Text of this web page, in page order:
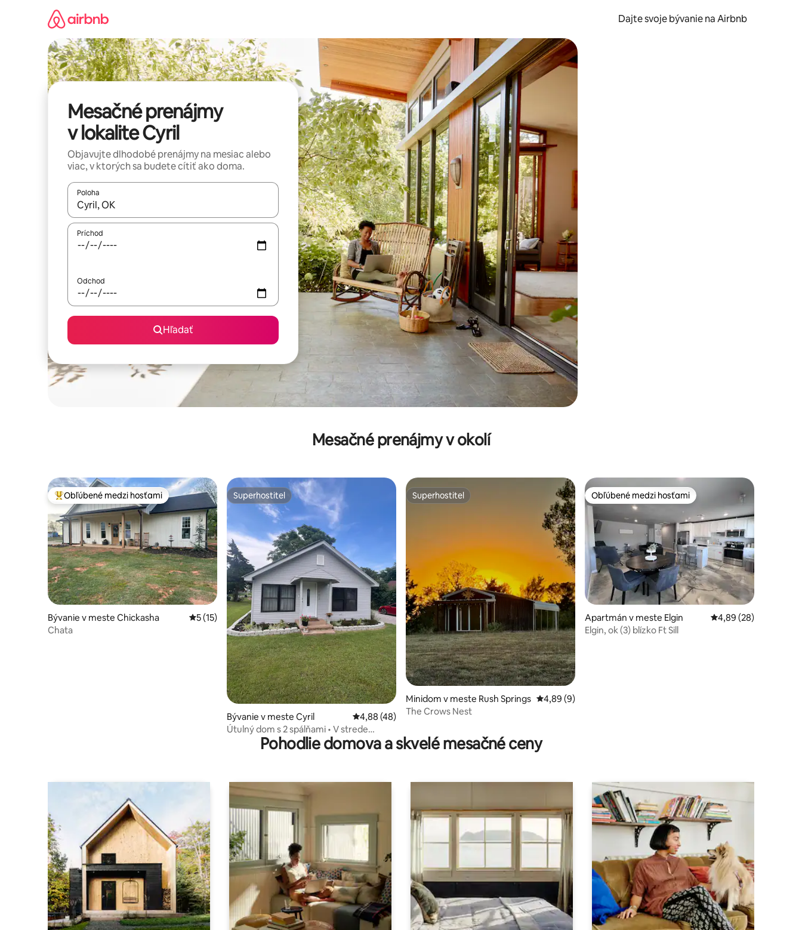
Dajte svoje bývanie na Airbnb
Mesačné prenájmy
v lokalite Cyril
Objavujte dlhodobé prenájmy na mesiac alebo
viac, v ktorých sa budete cítiť ako doma.
Poloha
Keď budú výsledky k dispozícii, môžete si ich prechádzať pomocou klávesov so šípkami nahor a nadol alebo ich preskúmať pomocou dotykových gest či potiahnutia prstom.
Príchod
Odchod
Hľadať
Mesačné prenájmy v okolí
Najobľúbenejšie medzi hosťami
Obľúbené medzi hosťami
Bývanie v meste Chickasha Priemerné ohodnotenie 5 z 5, počet hodnotení: 15
5 (15)
Chata
Superhostiteľ
Superhostiteľ
Bývanie v meste Cyril Priemerné ohodnotenie 4,88 z 5, počet hodnotení: 48
4,88 (48)
Útulný dom s 2 spálňami • V strede
Lawtonu a Chickashy
Superhostiteľ
Superhostiteľ
Minidom v meste Rush Springs Priemerné ohodnotenie 4,89 z 5, počet hodnotení: 9
4,89 (9)
The Crows Nest
Obľúbené medzi hosťami
Obľúbené medzi hosťami
Apartmán v meste Elgin Priemerné
4,89 (28)
Elgin, ok (3) blízko Ft Sill
Pohodlie domova a skvelé mesačné ceny